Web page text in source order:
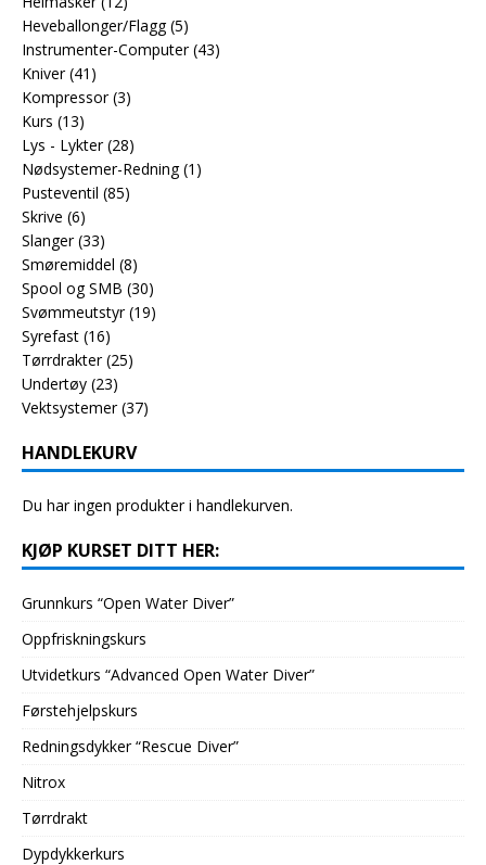
Heveballonger/Flagg (5)
Instrumenter-Computer (43)
Kniver (41)
Kompressor (3)
Kurs (13)
Lys - Lykter (28)
Nødsystemer-Redning (1)
Pusteventil (85)
Skrive (6)
Slanger (33)
Smøremiddel (8)
Spool og SMB (30)
Svømmeutstyr (19)
Syrefast (16)
Tørrdrakter (25)
Undertøy (23)
Vektsystemer (37)
HANDLEKURV
Du har ingen produkter i handlekurven.
KJØP KURSET DITT HER:
Grunnkurs “Open Water Diver”
Oppfriskningskurs
Utvidetkurs “Advanced Open Water Diver”
Førstehjelpskurs
Redningsdykker “Rescue Diver”
Nitrox
Tørrdrakt
Dypdykkerkurs